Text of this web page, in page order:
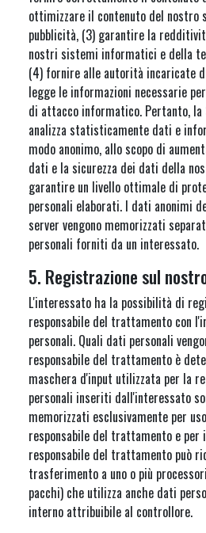
ottimizzare il contenuto del nostro
pubblicità, (3) garantire la
nostri sistemi informatici e della
(4) fornire alle autorità incaricate
legge le informazioni necessarie
di attacco informatico. Pertanto,
analizza statisticamente dati e
modo anonimo, allo scopo di
dati e la sicurezza dei dati della
garantire un livello ottimale di
personali elaborati. I dati anonimi
server vengono memorizzati
personali forniti da un interessato.
5. Registrazione sul
L'interessato ha la possibilità di
responsabile del trattamento con
personali. Quali dati personali
responsabile del trattamento è
maschera d'input utilizzata per la
personali inseriti dall'interessato
memorizzati esclusivamente per
responsabile del trattamento e per
responsabile del trattamento può
trasferimento a uno o più
pacchi) che utilizza anche dati
interno attribuibile al controllore.